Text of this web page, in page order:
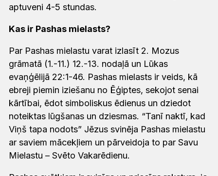
aptuveni 4-5 stundas.
Kas ir Pashas mielasts?
Par Pashas mielastu varat izlasīt 2. Mozus
grāmatā (1.-11.) 12.-13. nodaļā un Lūkas
evaņģēlijā 22:1-46. Pashas mielasts ir veids, kā
ebreji piemin iziešanu no Ēģiptes, sekojot senai
kārtībai, ēdot simboliskus ēdienus un dziedot
noteiktas lūgšanas un dziesmas. “Tanī naktī, kad
Viņš tapa nodots” Jēzus svinēja Pashas mielastu
ar saviem mācekļiem un pārveidoja to par Savu
Mielastu – Svēto Vakarēdienu.